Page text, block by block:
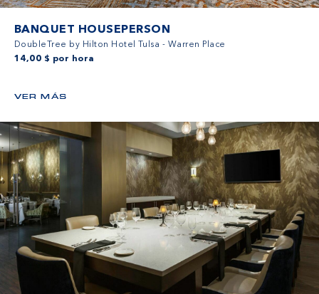
BANQUET HOUSEPERSON
DoubleTree by Hilton Hotel Tulsa - Warren Place
14,00 $ por hora
VER MÁS